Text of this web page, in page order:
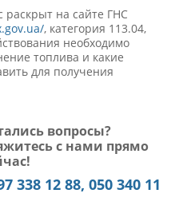
на сайте ГНС
, категория 113.04,
необходимо
топлива и какие
для получения
вопросы?
с нами прямо
338 12 88, 050 340 11